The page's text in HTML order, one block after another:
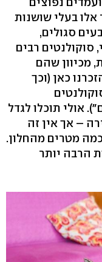
בעלי שושנות
סגולים,
סוקולנטים רבים
מכיוון שהם
כאן (וכך
אולי תוכלו לגדל
– אך אין זה
מטרים מהחלון.
הרבה יותר